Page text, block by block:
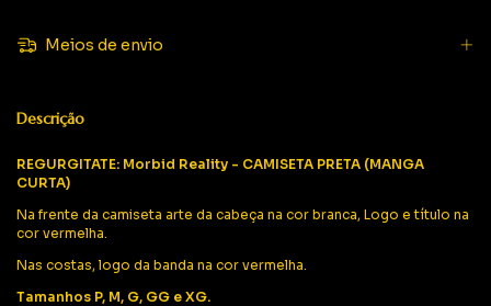
Meios de envio
Descrição
REGURGITATE: Morbid Reality - CAMISETA PRETA (MANGA
CURTA)
Na frente da camiseta arte da cabeça na cor branca, Logo e título na
cor vermelha.
Nas costas, logo da banda na cor vermelha.
Tamanhos P, M, G, GG e XG.